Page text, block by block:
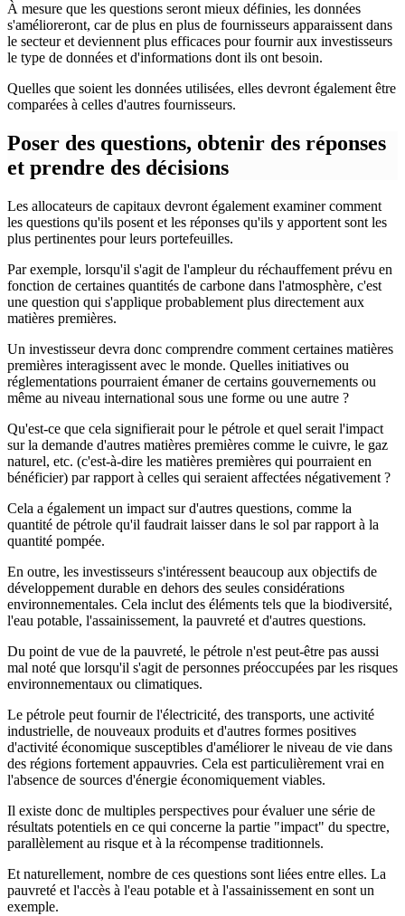
À mesure que les questions seront mieux définies, les données
s'amélioreront, car de plus en plus de fournisseurs apparaissent dans
le secteur et deviennent plus efficaces pour fournir aux investisseurs
le type de données et d'informations dont ils ont besoin.
Quelles que soient les données utilisées, elles devront également être
comparées à celles d'autres fournisseurs.
Poser des questions, obtenir des réponses
et prendre des décisions
Les allocateurs de capitaux devront également examiner comment
les questions qu'ils posent et les réponses qu'ils y apportent sont les
plus pertinentes pour leurs portefeuilles.
Par exemple, lorsqu'il s'agit de l'ampleur du réchauffement prévu en
fonction de certaines quantités de carbone dans l'atmosphère, c'est
une question qui s'applique probablement plus directement aux
matières premières.
Un investisseur devra donc comprendre comment certaines matières
premières interagissent avec le monde. Quelles initiatives ou
réglementations pourraient émaner de certains gouvernements ou
même au niveau international sous une forme ou une autre ?
Qu'est-ce que cela signifierait pour le pétrole et quel serait l'impact
sur la demande d'autres matières premières comme le cuivre, le gaz
naturel, etc. (c'est-à-dire les matières premières qui pourraient en
bénéficier) par rapport à celles qui seraient affectées négativement ?
Cela a également un impact sur d'autres questions, comme la
quantité de pétrole qu'il faudrait laisser dans le sol par rapport à la
quantité pompée.
En outre, les investisseurs s'intéressent beaucoup aux objectifs de
développement durable en dehors des seules considérations
environnementales. Cela inclut des éléments tels que la biodiversité,
l'eau potable, l'assainissement, la pauvreté et d'autres questions.
Du point de vue de la pauvreté, le pétrole n'est peut-être pas aussi
mal noté que lorsqu'il s'agit de personnes préoccupées par les risques
environnementaux ou climatiques.
Le pétrole peut fournir de l'électricité, des transports, une activité
industrielle, de nouveaux produits et d'autres formes positives
d'activité économique susceptibles d'améliorer le niveau de vie dans
des régions fortement appauvries. Cela est particulièrement vrai en
l'absence de sources d'énergie économiquement viables.
Il existe donc de multiples perspectives pour évaluer une série de
résultats potentiels en ce qui concerne la partie "impact" du spectre,
parallèlement au risque et à la récompense traditionnels.
Et naturellement, nombre de ces questions sont liées entre elles. La
pauvreté et l'accès à l'eau potable et à l'assainissement en sont un
exemple.